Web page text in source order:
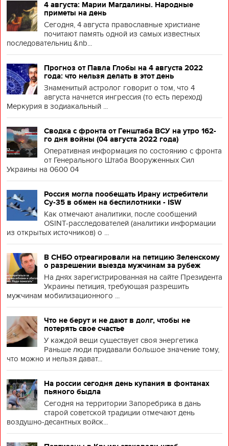
4 августа: Марии Магдалины. Народные
приметы на день
Сегодня, 4 августа православные христиане
почитают память одной из самых известных
последовательниц &nb...
Прогноз от Павла Глобы на 4 августа 2022
года: что нельзя делать в этот день
Знаменитый астролог говорит о том, что 4
августа начнется ингрессия (то есть переход)
Меркурия в зодиакальный ...
Сводка с фронта от Генштаба ВСУ на утро 162-
го дня войны (04 августа 2022 года)
Оперативная информация по состоянию с фронта
от Генерального Штаба Вооруженных Сил
Украины на 0600 04
Россия могла пообещать Ирану истребители
Су-35 в обмен на беспилотники - ISW
Как отмечают аналитики, после сообщений
OSINT-расследователей (аналитики информации
из открытых источников) о ...
В СНБО отреагировали на петицию Зеленскому
о разрешении выезда мужчинам за рубеж
На днях зарегистрированная на сайте Президента
Украины петиция, требующая разрешить
мужчинам мобилизационного ...
Что не берут и не дают в долг, чтобы не
потерять свое счастье
У каждой вещи существует своя энергетика
Раньше люди придавали большое значение тому,
что можно и нельзя дават...
На россии сегодня день купания в фонтанах
пьяного быдла
Сегодня на территории Запоребрика в дань
старой советской традиции отмечают день
воздушно-десантных войск...